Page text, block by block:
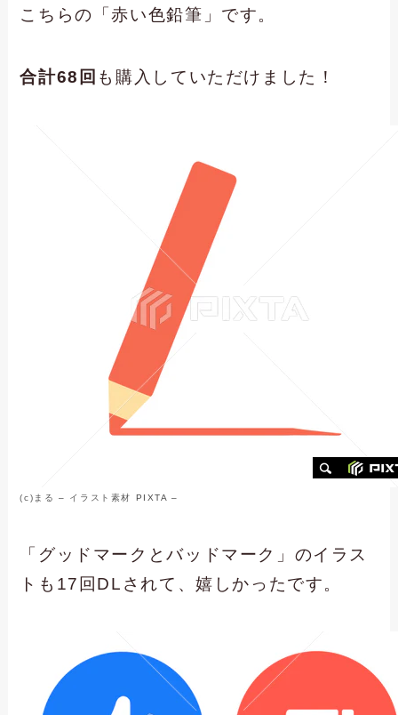
こちらの「赤い色鉛筆」です。
合計68回 も購入していただけました！
(c) まる – イラスト素材 PIXTA –
「グッドマークとバッドマーク」のイラス
トも17回DLされて、嬉しかったです。